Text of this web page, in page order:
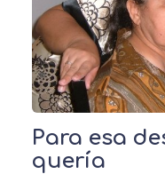
Para esa
quería